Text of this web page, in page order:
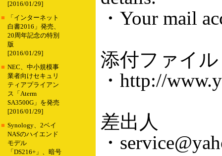
[2016/01/29]
■
「インターネット
白書2016」発売、
20周年記念の特別
版
[2016/01/29]
■ NEC、中小規模事
業者向けセキュリ
ティアプライアン
ス「Aterm
SA3500G」を発売
[2016/01/29]
■ Synology、2ベイ
NASのハイエンド
モデル
「DS216+」、暗号
・Your mail
添付ファイル
・http://
差出人
・